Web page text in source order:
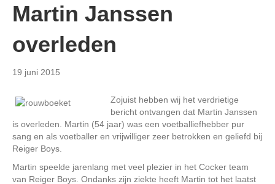
Martin Janssen
overleden
19 juni 2015
Zojuist hebben wij het verdrietige
bericht ontvangen dat Martin Janssen
is overleden. Martin (54 jaar) was een voetballiefhebber pur
sang en als voetballer en vrijwilliger zeer betrokken en geliefd bij
Reiger Boys.
Martin speelde jarenlang met veel plezier in het Cocker team
van Reiger Boys. Ondanks zijn ziekte heeft Martin tot het laatst